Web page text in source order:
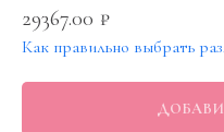
29367.00 ₽
Как правильно выбрать